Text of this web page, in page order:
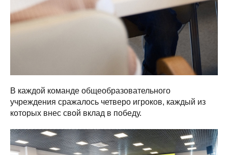
В каждой команде общеобразовательного
учреждения сражалось четверо игроков, каждый из
которых внес свой вклад в победу.